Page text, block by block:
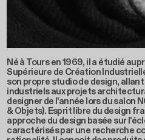
Né à Tours en 1969, il a étudié
Supérieure de Création
son propre studio de design,
industriels aux projets
designer de l'année lors du salon
& Objets). Esprit libre du design
approche du design basée sur
caractérisés par une recherche